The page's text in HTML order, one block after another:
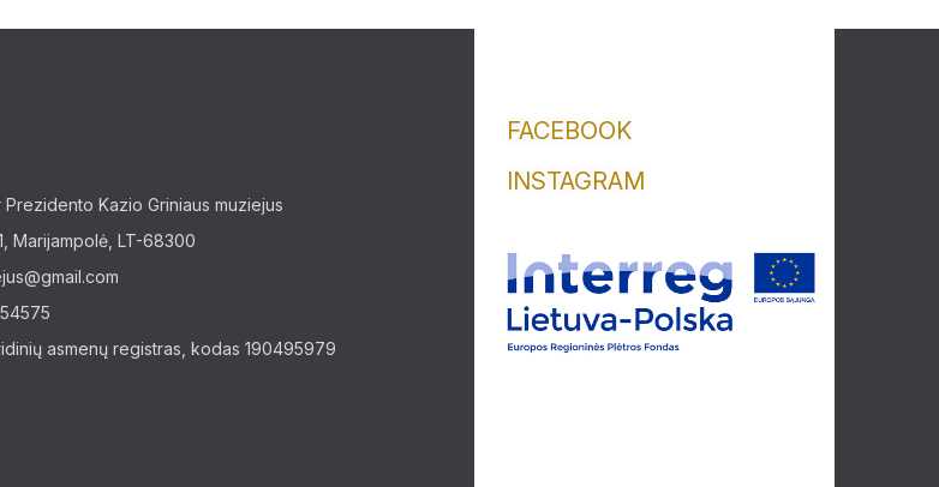
Kazio Griniaus muziejus
Marijampolė, LT-68300
asmenų registras, kodas 190495979
FACEBOOK
INSTAGRAM